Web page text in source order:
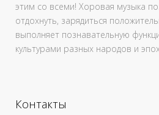
этим со всеми! Хоровая музыка
отдохнуть, зарядиться
выполняет познавательную
культурами разных народов и
Контакты